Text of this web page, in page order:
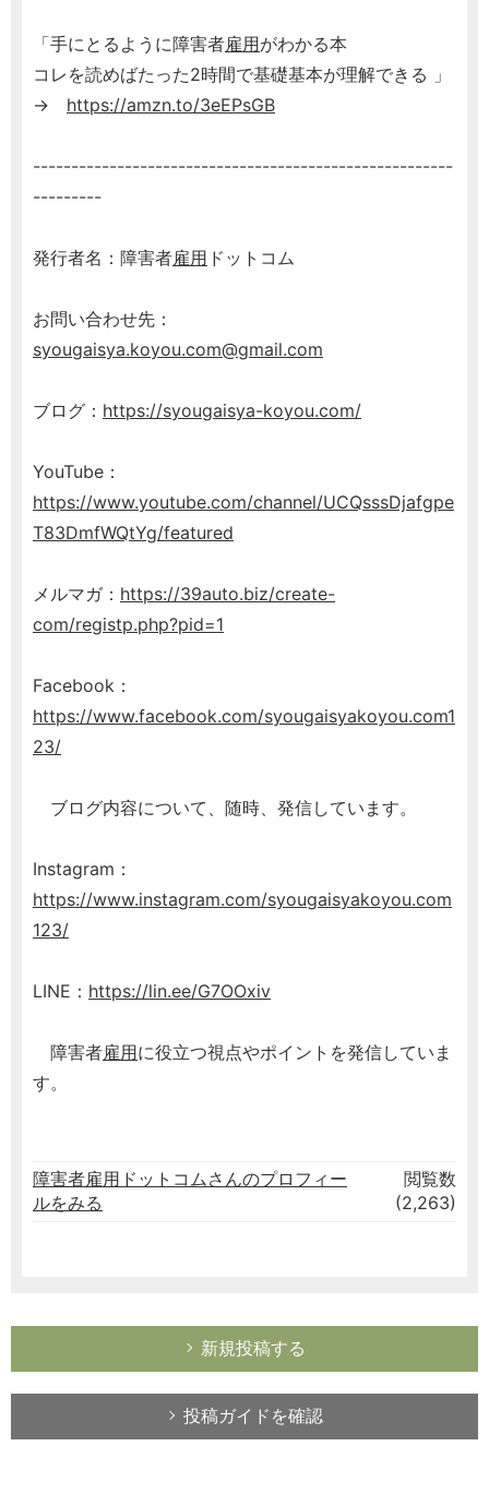
「手にとるように障害者雇用がわかる本
コレを読めばたった2時間で基礎基本が理解できる 」
→ https://amzn.to/3eEPsGB
-------------------------------------------------------
---------
発行者名：障害者雇用 ドットコム
お問い合わせ先：
syougaisya.koyou.com@gmail.com
ブログ： https://syougaisya-koyou.com/
YouTube：
https://www.youtube.com/channel/UCQsssDjafgpe
T83DmfWQtYg/featured
メルマガ： https://39auto.biz/create-
com/registp.php?pid=1
Facebook：
https://www.facebook.com/syougaisyakoyou.com1
23/
ブログ内容について、随時、発信しています。
Instagram：
https://www.instagram.com/syougaisyakoyou.com
123/
LINE： https://lin.ee/G7OOxiv
障害者雇用に役立つ視点やポイントを発信していま
す。
障害者雇用ドットコムさんのプロフィー
ルをみる
閲覧数
(2,263)
新規投稿する
投稿ガイドを確認